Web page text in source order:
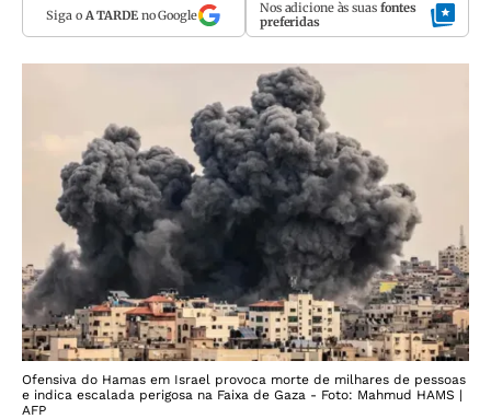
Siga o A TARDEno Google Nos adicione às suas fontes
preferidas
Ofensiva do Hamas em Israel provoca morte de milhares de pessoas
e indica escalada perigosa na Faixa de Gaza - Foto: Mahmud HAMS |
AFP